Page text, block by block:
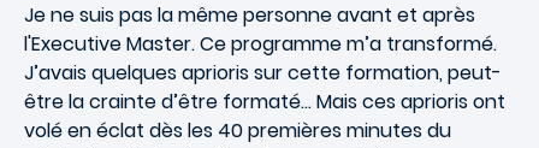
Je ne suis pas la même personne avant et après
l'Executive Master. Ce programme m’a transformé.
J’avais quelques aprioris sur cette formation, peut-
être la crainte d’être formaté… Mais ces aprioris ont
volé en éclat dès les 40 premières minutes du